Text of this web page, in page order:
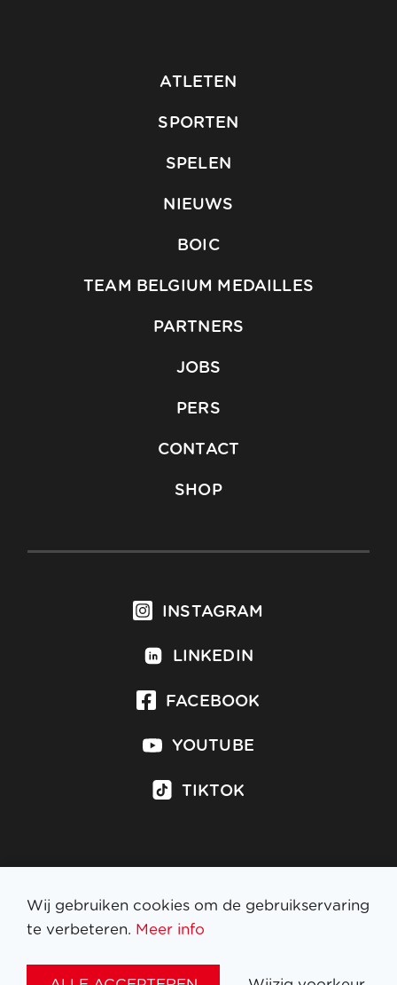
ATLETEN
SPORTEN
SPELEN
NIEUWS
BOIC
TEAM BELGIUM MEDAILLES
PARTNERS
JOBS
PERS
CONTACT
SHOP
INSTAGRAM
LINKEDIN
FACEBOOK
YOUTUBE
TIKTOK
Inschrijven op nieuwsbrief
Wij gebruiken cookies om de gebruikservaring
te verbeteren. Meer info